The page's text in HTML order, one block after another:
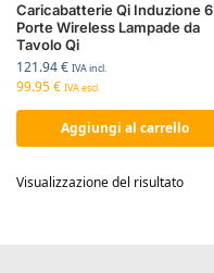
Caricabatterie Qi Induzione 6
Porte Wireless Lampade da
Tavolo Qi
121.94€ IVA incl.
99.95€ IVA escl.
Aggiungi al carrello
Visualizzazione del risultato